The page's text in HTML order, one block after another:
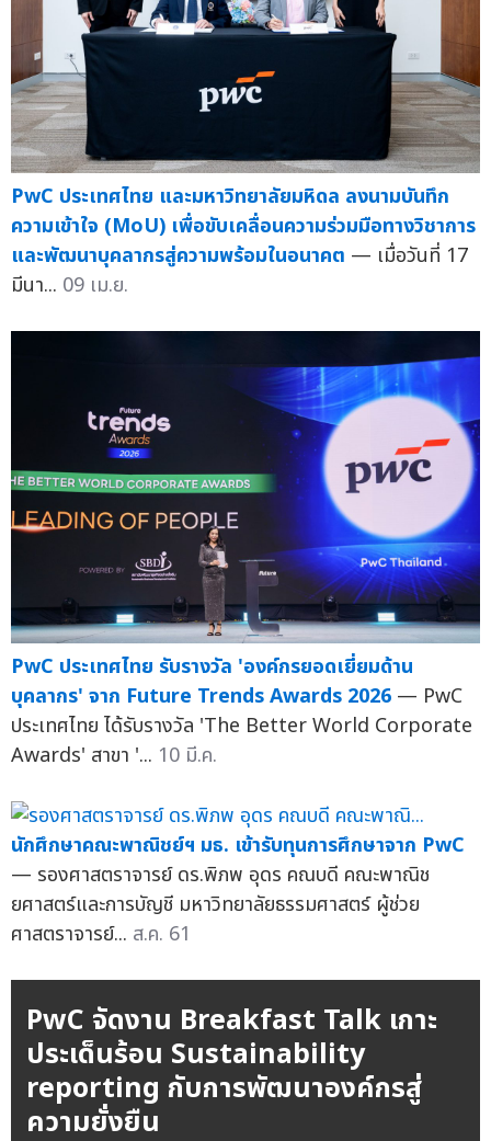
PwC ประเทศไทย และมหาวิทยาลัยมหิดล ลงนามบันทึก
ความเข้าใจ (MoU) เพื่อขับเคลื่อนความร่วมมือทางวิชาการ
และพัฒนาบุคลากรสู่ความพร้อมในอนาคต — เมื่อวันที่ 17
มีนา... 09 เม.ย.
PwC ประเทศไทย รับรางวัล 'องค์กรยอดเยี่ยมด้าน
บุคลากร' จาก Future Trends Awards 2026 — PwC
ประเทศไทย ได้รับรางวัล 'The Better World Corporate
Awards' สาขา '... 10 มี.ค.
นักศึกษาคณะพาณิชย์ฯ มธ. เข้ารับทุนการศึกษาจาก PwC
— รองศาสตราจารย์ ดร.พิภพ อุดร คณบดี คณะพาณิช
ยศาสตร์และการบัญชี มหาวิทยาลัยธรรมศาสตร์ ผู้ช่วย
ศาสตราจารย์... ส.ค. 61
PwC จัดงาน Breakfast Talk เกาะ
ประเด็นร้อน Sustainability
reporting กับการพัฒนาองค์กรสู่
ความยั่งยืน